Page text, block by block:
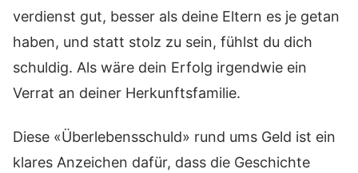
verdienst gut, besser als deine Eltern es je getan
haben, und statt stolz zu sein, fühlst du dich
schuldig. Als wäre dein Erfolg irgendwie ein
Verrat an deiner Herkunftsfamilie.
Diese «Überlebensschuld» rund ums Geld ist ein
klares Anzeichen dafür, dass die Geschichte